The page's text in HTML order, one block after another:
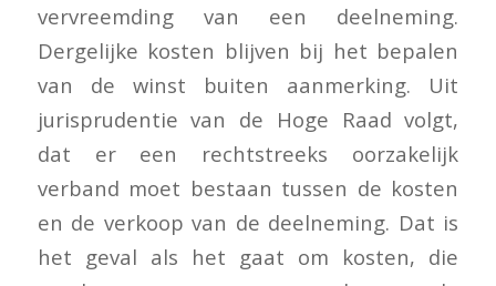
vervreemding van een deelneming.
Dergelijke kosten blijven bij het bepalen
van de winst buiten aanmerking. Uit
jurisprudentie van de Hoge Raad volgt,
dat er een rechtstreeks oorzakelijk
verband moet bestaan tussen de kosten
en de verkoop van de deelneming. Dat is
het geval als het gaat om kosten, die